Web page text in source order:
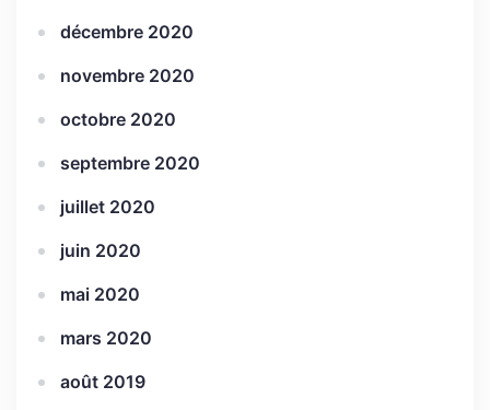
décembre 2020
novembre 2020
octobre 2020
septembre 2020
juillet 2020
juin 2020
mai 2020
mars 2020
août 2019